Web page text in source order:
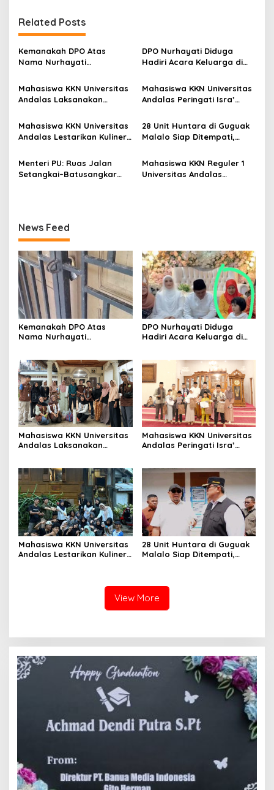
s
i
p
s
Related Posts
Kemanakah DPO Atas
Nama Nurhayati
DPO Nurhayati Diduga
Hadiri Acara Keluarga di
Soroti Lemahnya
Penegakan Hukum
Mahasiswa KKN Universitas
Andalas Laksanakan
Yellow Trap, Lubang
Biopori, dan Pestisida
Mahasiswa KKN Universitas
Andalas Peringati Isra’
Adzan, MTQ, dan Tabligh
Akbar di Masjid Ihsan
Sungai Patai
Mahasiswa KKN Universitas
Andalas Lestarikan Kuliner
Membuat Kubang di Nagari
Sungai Patai
28 Unit Huntara di Guguak
Malalo Siap Ditempati,
Lokasi Bersama Wabup
Tanah Datar
Menteri PU: Ruas Jalan
Setangkai–Batusangkar
Mahasiswa KKN Reguler 1
Universitas Andalas
News Feed
Kemanakah DPO Atas
Nama Nurhayati
DPO Nurhayati Diduga
Hadiri Acara Keluarga di
Penegakan Hukum
Mahasiswa KKN Universitas
Andalas Laksanakan
Biopori, dan Pestisida
Nabati di Nagari Sungai
Patai
Mahasiswa KKN Universitas
Andalas Peringati Isra’
Akbar di Masjid Ihsan
Sungai Patai
Mahasiswa KKN Universitas
Andalas Lestarikan Kuliner
28 Unit Huntara di Guguak
Malalo Siap Ditempati,
View More